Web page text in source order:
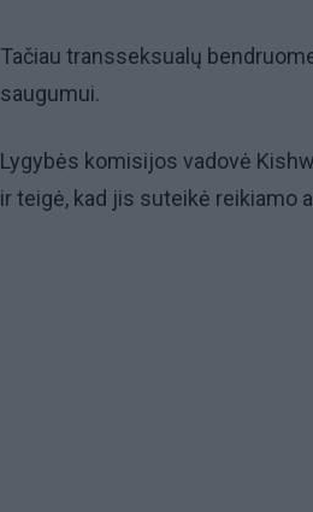
Tačiau transseksualų
saugumui.
Lygybės komisijos vadovė
ir teigė, kad jis suteikė reikiamo